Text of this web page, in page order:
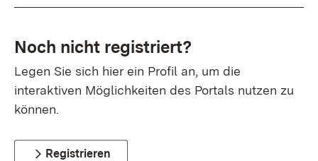
Noch nicht registriert?
Legen Sie sich hier ein Profil an, um die
interaktiven Möglichkeiten des Portals nutzen zu
können.
Registrieren